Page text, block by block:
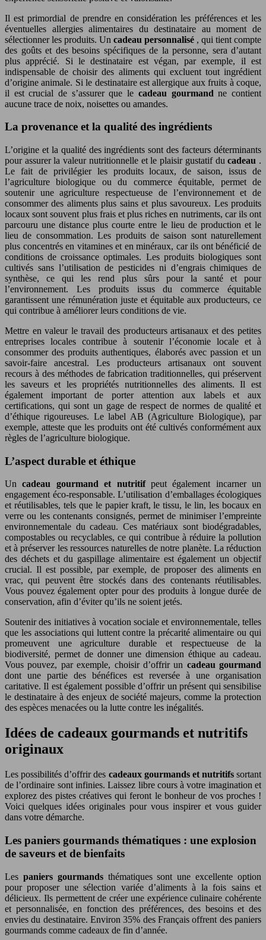
Il est primordial de prendre en considération les préférences et les
éventuelles allergies alimentaires du destinataire au moment de
sélectionner les produits. Un cadeau personnalisé , qui tient compte
des goûts et des besoins spécifiques de la personne, sera d’autant
plus apprécié. Si le destinataire est végan, par exemple, il est
indispensable de choisir des aliments qui excluent tout ingrédient
d’origine animale. Si le destinataire est allergique aux fruits à coque,
il est crucial de s’assurer que le cadeau gourmandne contient
aucune trace de noix, noisettes ou amandes.
La provenance et la qualité des ingrédients
L’origine et la qualité des ingrédients sont des facteurs déterminants
pour assurer la valeur nutritionnelle et le plaisir gustatif ducadeau .
Le fait de privilégier les produits locaux, de saison, issus de
l’agriculture biologique ou du commerce équitable, permet de
soutenir une agriculture respectueuse de l’environnement et de
consommer des aliments plus sains et plus savoureux. Les produits
locaux sont souvent plus frais et plus riches en nutriments, car ils ont
parcouru une distance plus courte entre le lieu de production et le
lieu de consommation. Les produits de saison sont naturellement
plus concentrés en vitamines et en minéraux, car ils ont bénéficié de
conditions de croissance optimales. Les produits biologiques sont
cultivés sans l’utilisation de pesticides ni d’engrais chimiques de
synthèse, ce qui les rend plus sûrs pour la santé et pour
l’environnement. Les produits issus du commerce équitable
garantissent une rémunération juste et équitable aux producteurs, ce
qui contribue à améliorer leurs conditions de vie.
Mettre en valeur le travail des producteurs artisanaux et des petites
entreprises locales contribue à soutenir l’économie locale et à
consommer des produits authentiques, élaborés avec passion et un
savoir-faire ancestral. Les producteurs artisanaux ont souvent
recours à des méthodes de fabrication traditionnelles, qui préservent
les saveurs et les propriétés nutritionnelles des aliments. Il est
également important de porter attention aux labels et aux
certifications, qui sont un gage de respect de normes de qualité et
d’éthique rigoureuses. Le label AB (Agriculture Biologique), par
exemple, atteste que les produits ont été cultivés conformément aux
règles de l’agriculture biologique.
L’aspect durable et éthique
Uncadeau gourmand et nutritif peut également incarner un
engagement éco-responsable. L’utilisation d’emballages écologiques
et réutilisables, tels que le papier kraft, le tissu, le lin, les bocaux en
verre ou les contenants consignés, permet de minimiser l’empreinte
environnementale du cadeau. Ces matériaux sont biodégradables,
compostables ou recyclables, ce qui contribue à réduire la pollution
et à préserver les ressources naturelles de notre planète. La réduction
des déchets et du gaspillage alimentaire est également un objectif
crucial. Il est possible, par exemple, de proposer des aliments en
vrac, qui peuvent être stockés dans des contenants réutilisables.
Vous pouvez également opter pour des produits à longue durée de
conservation, afin d’éviter qu’ils ne soient jetés.
Soutenir des initiatives à vocation sociale et environnementale, telles
que les associations qui luttent contre la précarité alimentaire ou qui
promeuvent une agriculture durable et respectueuse de la
biodiversité, permet de donner une dimension éthique au cadeau.
Vous pouvez, par exemple, choisir d’offrir un cadeau gourmand
dont une partie des bénéfices est reversée à une organisation
caritative. Il est également possible d’offrir un présent qui sensibilise
le destinataire à des enjeux de société majeurs, comme la protection
des espèces menacées ou la lutte contre les inégalités.
Idées de cadeaux gourmands et nutritifs
originaux
Les possibilités d’offrir des cadeaux gourmands et nutritifs sortant
de l’ordinaire sont infinies. Laissez libre cours à votre imagination et
explorez des pistes créatives qui feront le bonheur de vos proches !
Voici quelques idées originales pour vous inspirer et vous guider
dans votre démarche.
Les paniers gourmands thématiques : une explosion
de saveurs et de bienfaits
Les paniers gourmands thématiques sont une excellente option
pour proposer une sélection variée d’aliments à la fois sains et
délicieux. Ils permettent de créer une expérience culinaire cohérente
et personnalisée, en fonction des préférences, des besoins et des
envies du destinataire. Environ 35% des Français offrent des paniers
gourmands comme cadeaux de fin d’année.